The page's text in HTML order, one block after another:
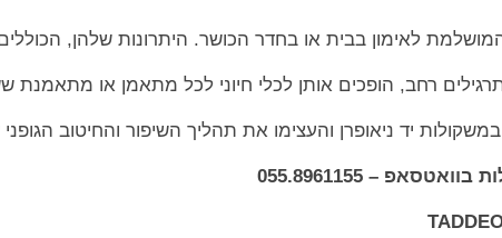
לאימון בבית או בחדר הכושר. היתרונות שלהן,
תרגילים רחב, הופכים אותן לכלי חיוני לכל מתאמן או
יד ניאופרן והעצימו את תהליך השיפור והחיטוב
– 055.8961155